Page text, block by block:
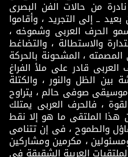
من حالات الفن البصرى
ــ إلى التجريد ، وأقاموا
الحرف العربى وشموخه ،
والاستطالة ، والتضاغط
المصمته ، المشحونة بالحركة
العربى قادر على ملأ الفراغ
بين الظل والنور ، والكتلة
موسيقى صوفى حالم ، يتراوح
، فالحرف العربى يمتلك
هذا الملتقى ما هو إلا نقط
والطموح ، فى إن تتنامى
، مكرمين ومشاركين
العربية الشقيقة فى